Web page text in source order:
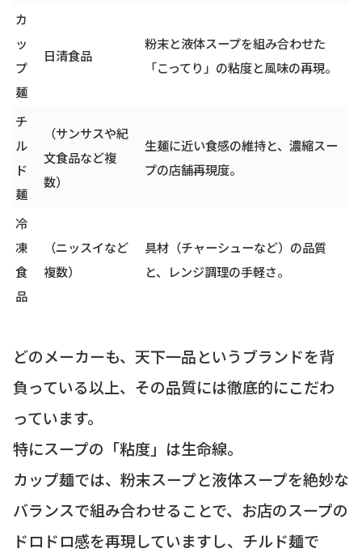
カ
ッ
プ
麺
日清食品
粉末と液体スープを組み合わせた
「こってり」の粘度と風味の再現。
チ
ル
ド
麺
（サンサスや紀
文食品など複
数）
生麺に近い食感の維持と、濃縮スー
プの店舗再現度。
冷
凍
食
品
（ニッスイなど
複数）
具材（チャーシューなど）の品質
と、レンジ調理の手軽さ。
どのメーカーも、天下一品というブランドを背
負っている以上、その品質には徹底的にこだわ
っています。
特にスープの「粘度」は生命線。
カップ麺では、粉末スープと液体スープを絶妙な
バランスで組み合わせることで、お店のスープの
ドロドロ感を再現していますし、チルド麺で